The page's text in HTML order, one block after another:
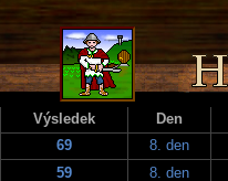
Výsledek
Den
69
8. den
59
8. den